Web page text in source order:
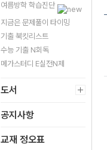
여름방학 학습진단
지금은 문제풀이 타이밍
기출 북킷리스트
수능 기출 N회독
메가스터디 E실전N제
도서
공지사항
교재 정오표
마더텅 수능기출
모의고사 30회
수학 영역 (2027